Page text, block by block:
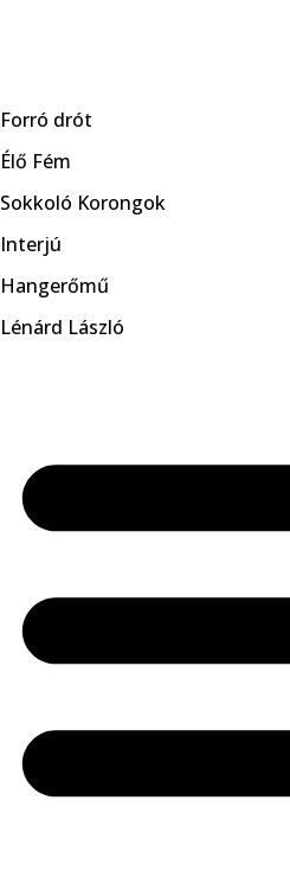
content
Forró drót
Élő Fém
Sokkoló Korongok
Interjú
Hangerőmű
Lénárd László